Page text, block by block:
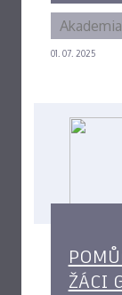
01. 07. 2025
Akademia
ŽÁCI